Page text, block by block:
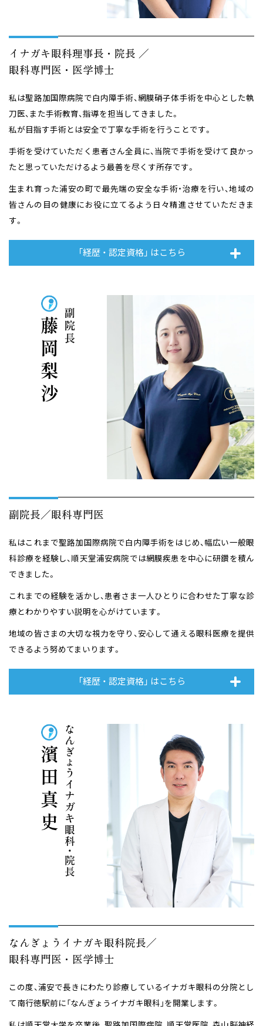
イナガキ眼科理事長・院長 ／
眼科専門医・医学博士
私は聖路加国際病院で白内障手術、網膜硝子体手術を中心とした執
刀医、また手術教育、指導を担当してきました。
私が目指す手術とは安全で丁寧な手術を行うことです。
手術を受けていただく患者さん全員に、当院で手術を受けて良かっ
たと思っていただけるよう最善を尽くす所存です。
生まれ育った浦安の町で最先端の安全な手術・治療を行い、地域の
皆さんの目の健康にお役に立てるよう日々精進させていただきま
す。
「経歴 ・ 認定資格」 はこちら
副院長 藤岡梨沙
副院長／眼科専門医
私はこれまで聖路加国際病院で白内障手術をはじめ、幅広い一般眼
科診療を経験し、 順天堂浦安病院では網膜疾患を中心に研鑽を積ん
できました。
これまでの経験を活かし、患者さま一人ひとりに合わせた丁寧な診
療とわかりやすい説明を心がけています。
地域の皆さまの大切な視力を守り、安心して通える眼科医療を提供
できるよう努めてまいります。
「経歴 ・ 認定資格」 はこちら
なんぎょうイナガキ眼科 院長 濱田真史
なんぎょうイナガキ眼科院長／
眼科専門医・医学博士
この度、浦安で長きにわたり診療しているイナガキ眼科の分院とし
て南行徳駅前に「なんぎょうイナガキ眼科」を開業します。